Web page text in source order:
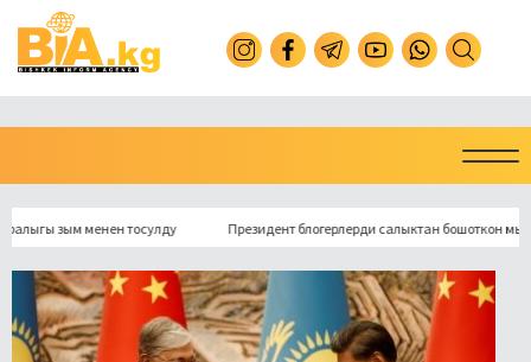
зым менен тосулду Президент блогерлерди салыктан бошоткон мыйзамга